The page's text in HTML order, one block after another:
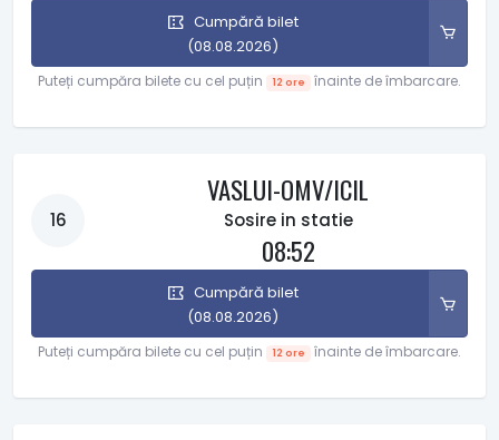
Cumpără bilet
(08.08.2026)
Puteți cumpăra bilete cu cel puțin 12 ore înainte de îmbarcare.
16
VASLUI-OMV/ICIL
Sosire in statie
08:52
Cumpără bilet
(08.08.2026)
Puteți cumpăra bilete cu cel puțin 12 ore înainte de îmbarcare.